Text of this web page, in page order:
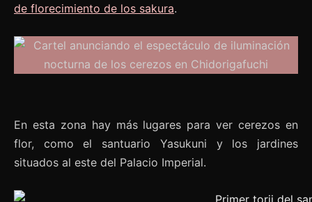
de florecimiento de los sakura.
En esta zona hay más lugares para ver cerezos en
flor, como el santuario Yasukuni y los jardines
situados al este del Palacio Imperial.